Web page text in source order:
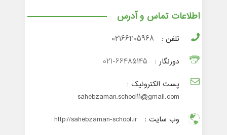
اطلاعات تماس و آدرس
تلفن :
02166405968
دورنگار :
021-66485145
پست الکترونیک :
sahebzaman.school11@gmail.com
وب سایت :
http://sahebzaman-school.ir